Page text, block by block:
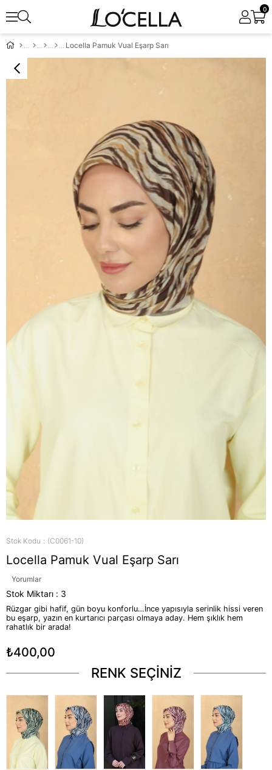
0
Locella Pamuk Vual Eşarp Sarı
Stok Kodu (C0061-10)
Locella Pamuk Vual Eşarp Sarı
Yorumlar
Stok Miktarı : 3
Rüzgar gibi hafif, gün boyu konforlu…İnce yapısıyla serinlik hissi veren
bu eşarp, yazın en kurtarıcı parçası olmaya aday. Hem şıklık hem
rahatlık bir arada!
₺400,00
RENK SEÇİNİZ